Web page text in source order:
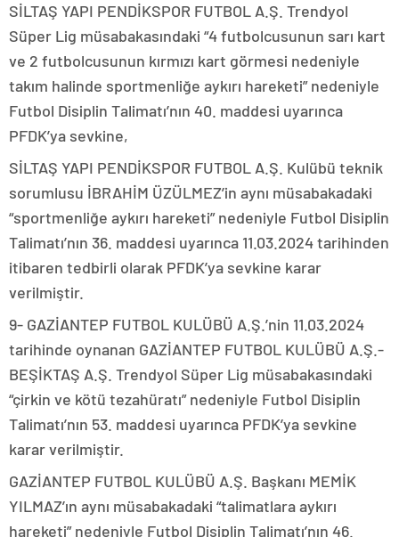
SİLTAŞ YAPI PENDİKSPOR FUTBOL A.Ş. Trendyol
Süper Lig müsabakasındaki “4 futbolcusunun sarı kart
ve 2 futbolcusunun kırmızı kart görmesi nedeniyle
takım halinde sportmenliğe aykırı hareketi” nedeniyle
Futbol Disiplin Talimatı’nın 40. maddesi uyarınca
PFDK’ya sevkine,
SİLTAŞ YAPI PENDİKSPOR FUTBOL A.Ş. Kulübü teknik
sorumlusu İBRAHİM ÜZÜLMEZ’in aynı müsabakadaki
“sportmenliğe aykırı hareketi” nedeniyle Futbol Disiplin
Talimatı’nın 36. maddesi uyarınca 11.03.2024 tarihinden
itibaren tedbirli olarak PFDK’ya sevkine karar
verilmiştir.
9- GAZİANTEP FUTBOL KULÜBÜ A.Ş.’nin 11.03.2024
tarihinde oynanan GAZİANTEP FUTBOL KULÜBÜ A.Ş.-
BEŞİKTAŞ A.Ş. Trendyol Süper Lig müsabakasındaki
“çirkin ve kötü tezahüratı” nedeniyle Futbol Disiplin
Talimatı’nın 53. maddesi uyarınca PFDK’ya sevkine
karar verilmiştir.
GAZİANTEP FUTBOL KULÜBÜ A.Ş. Başkanı MEMİK
YILMAZ’ın aynı müsabakadaki “talimatlara aykırı
hareketi” nedeniyle Futbol Disiplin Talimatı’nın 46.